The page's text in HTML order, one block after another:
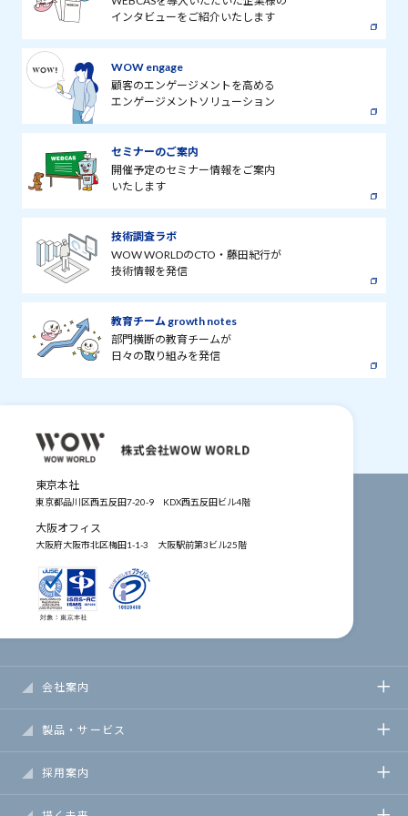
インタビューをご紹介いたします
WOW engage
顧客のエンゲージメントを高める
エンゲージメントソリューション
セミナーのご案内
開催予定のセミナー情報をご案内
いたします
技術調査ラボ
WOW WORLDのCTO・藤田紀行が
技術情報を発信
教育チーム growth notes
部門横断の教育チームが
日々の取り組みを発信
東京本社
東京都品川区西五反田7-20-9 KDX西五反田ビル4階
大阪オフィス
大阪府大阪市北区梅田1-1-3 大阪駅前第3ビル25階
会社案内
製品・サービス
採用案内